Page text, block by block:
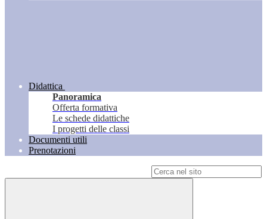
Didattica
Panoramica
Offerta formativa
Le schede didattiche
I progetti delle classi
Documenti utili
Prenotazioni